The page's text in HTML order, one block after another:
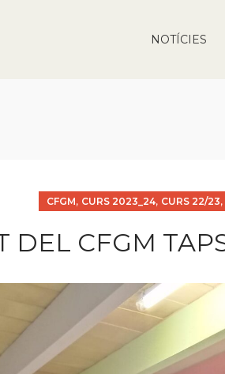
NOTÍCIES
CFGM, CURS 2023_24, CURS 22/23,
DEL CFGM